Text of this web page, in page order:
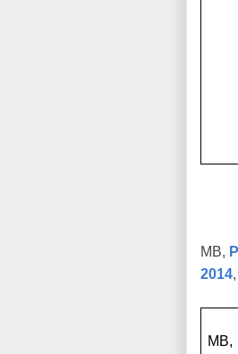
MB,
2014
MB,